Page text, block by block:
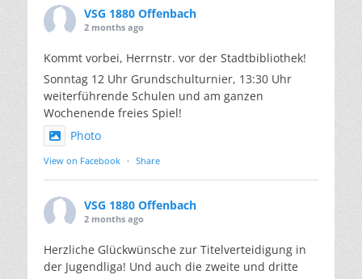
VSG 1880 Offenbach
2 months ago
Kommt vorbei, Herrnstr. vor der Stadtbibliothek!
Sonntag 12 Uhr Grundschulturnier, 13:30 Uhr
weiterführende Schulen und am ganzen
Wochenende freies Spiel!
Photo
View on Facebook · Share
VSG 1880 Offenbach
2 months ago
Herzliche Glückwünsche zur Titelverteidigung in
der Jugendliga! Und auch die zweite und dritte